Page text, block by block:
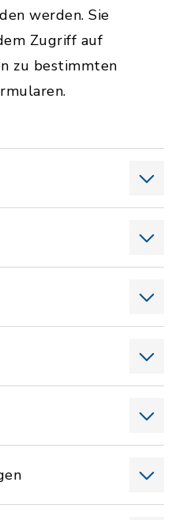
werden. Sie
Zugriff auf
zu bestimmten